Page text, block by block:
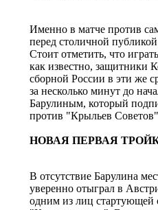
Именно в матче против
перед столичной
Стоит отметить, что
как известно, защитники
сборной России в эти же
за несколько минут до
Барулиным, который
против "Крыльев
НОВАЯ ПЕРВАЯ
В отсутствие Барулина
уверенно отыграл в
одним из лиц